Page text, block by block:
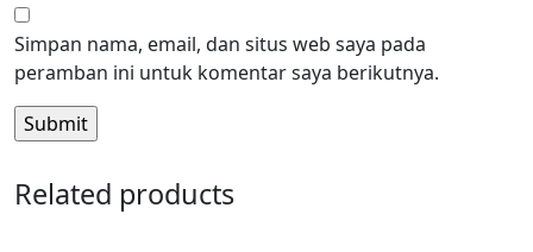
Simpan nama, email, dan situs web saya pada
peramban ini untuk komentar saya berikutnya.
Related products